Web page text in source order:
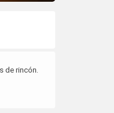
de rincón.